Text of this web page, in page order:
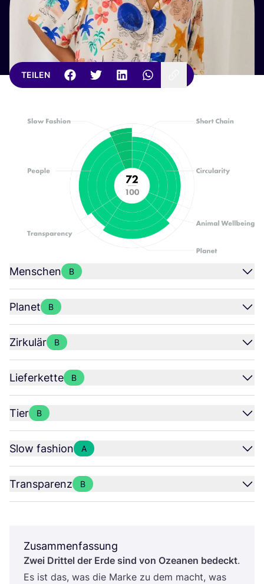
TEILEN
Menschen B
Planet B
Zirkulär B
Lieferkette B
Tier B
Slow fashion A
Transparenz B
Zusammenfassung
Zwei Drit­tel der Erde sind von Ozea­nen bedeckt.
Es ist das, was die Mar­ke zu dem macht, was